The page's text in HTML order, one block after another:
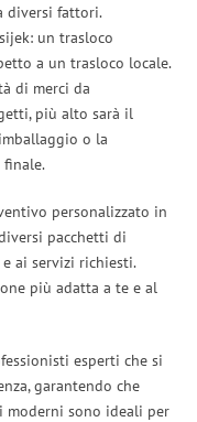
diversi fattori.
un trasloco
a un trasloco locale.
di merci da
più alto sarà il
o la
finale.
personalizzato in
pacchetti di
ai servizi richiesti.
più adatta a te e al
esperti che si
garantendo che
moderni sono ideali per